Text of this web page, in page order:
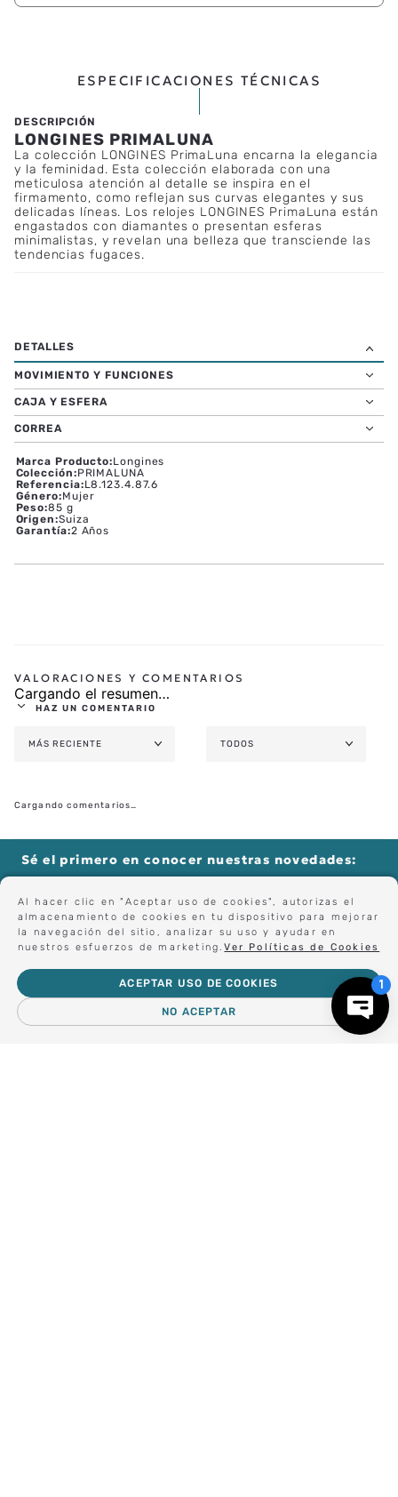
Al hacer clic en "Aceptar uso de cookies", autorizas el
almacenamiento de cookies en tu dispositivo para mejorar
la navegación del sitio, analizar su uso y ayudar en
nuestros esfuerzos de marketing.Ver Políticas de Cookies
NO ACEPTAR
ACEPTAR USO DE COOKIES
ESPECIFICACIONES TÉCNICAS
LONGINES PRIMALUNA
La colección LONGINES PrimaLuna encarna la elegancia
y la feminidad. Esta colección elaborada con una
meticulosa atención al detalle se inspira en el
firmamento, como reflejan sus curvas elegantes y sus
delicadas líneas. Los relojes LONGINES PrimaLuna están
engastados con diamantes o presentan esferas
minimalistas, y revelan una belleza que transciende las
tendencias fugaces.
MOVIMIENTO Y FUNCIONES
CAJA Y ESFERA
CORREA
Marca Producto:Longines
Colección:PRIMALUNA
Referencia:L8.123.4.87.6
Género:Mujer
Peso:85 g
Origen:Suiza
Garantía:2 Años
Cargando el resumen…
HAZ UN COMENTARIO
CALIFICA EL PRODUCTO DE 1 A 5 ESTRELLAS ★★ ★★★
TU UBICACIÓN
DIRECCIÓN DE EMAIL
MÁS RECIENTE TODOS
Cargando comentarios…
Sé el primero en conocer nuestras novedades:
Forma parte de nuestros clientes exclusivos.